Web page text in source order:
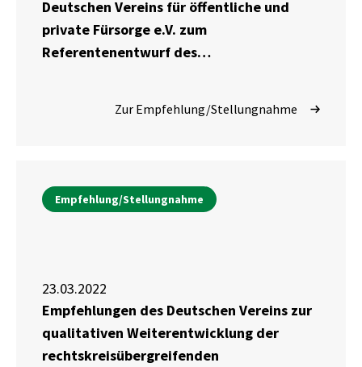
Deutschen Vereins für öffentliche und
private Fürsorge e.V. zum
Referentenentwurf des
Aus- und Weiterbildungsförderung und
Dezember 2022
Zur Empfehlung/Stellungnahme
Empfehlung/Stellungnahme
23.03.2022
Empfehlungen des Deutschen Vereins zur
qualitativen Weiterentwicklung der
rechtskreisübergreifenden